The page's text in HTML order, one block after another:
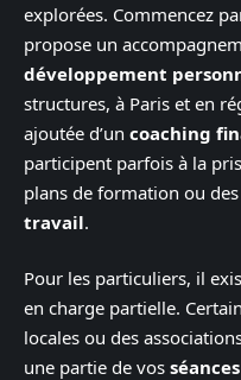
explorées. Commencez
propose un
développement
structures, à Paris et en
ajoutée d’un coaching
participent parfois à la
plans de formation ou
travail.
Pour les particuliers, il
en charge partielle.
locales ou des
une partie de vos